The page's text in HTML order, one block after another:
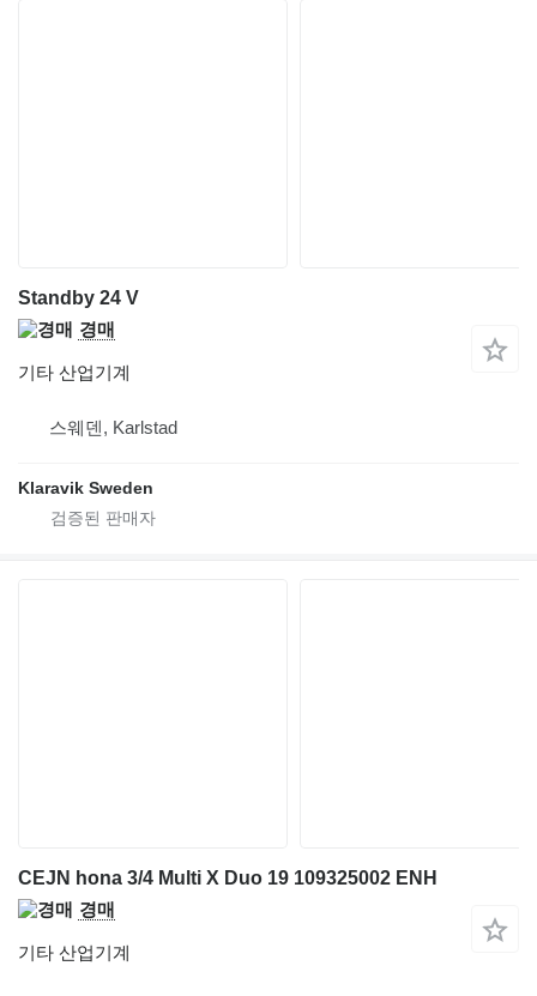
Standby 24 V
경매
기타 산업기계
스웨덴, Karlstad
Klaravik Sweden
CEJN hona 3/4 Multi X Duo 19 109325002 ENH
경매
기타 산업기계